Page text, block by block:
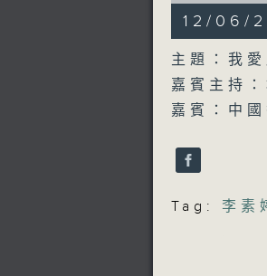
55
minutes,
0
seconds
90%
12/06/
主題：我
嘉賓主持
嘉賓：中
Tag: 李素